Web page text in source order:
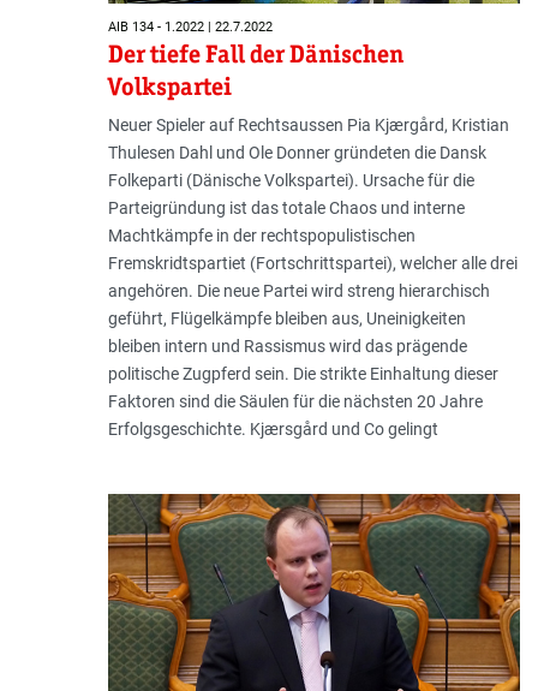
AIB 134 - 1.2022 | 22.7.2022
Der tiefe Fall der Dänischen
Volkspartei
Neuer Spieler auf Rechtsaussen Pia Kjærgård, Kristian
Thulesen Dahl und Ole Donner gründeten die Dansk
Folkeparti (Dänische Volkspartei). Ursache für die
Parteigründung ist das totale Chaos und interne
Machtkämpfe in der rechtspopulistischen
Fremskridtspartiet (Fortschrittspartei), welcher alle drei
angehören. Die neue Partei wird streng hierarchisch
geführt, Flügelkämpfe bleiben aus, Uneinigkeiten
bleiben intern und Rassismus wird das prägende
politische Zugpferd sein. Die strikte Einhaltung dieser
Faktoren sind die Säulen für die nächsten 20 Jahre
Erfolgsgeschichte. Kjærsgård und Co gelingt